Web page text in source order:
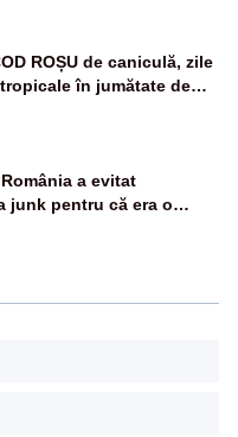
ROȘU de caniculă, zile
în jumătate de
a evitat
junk pentru că era o
bănci și fondurile de